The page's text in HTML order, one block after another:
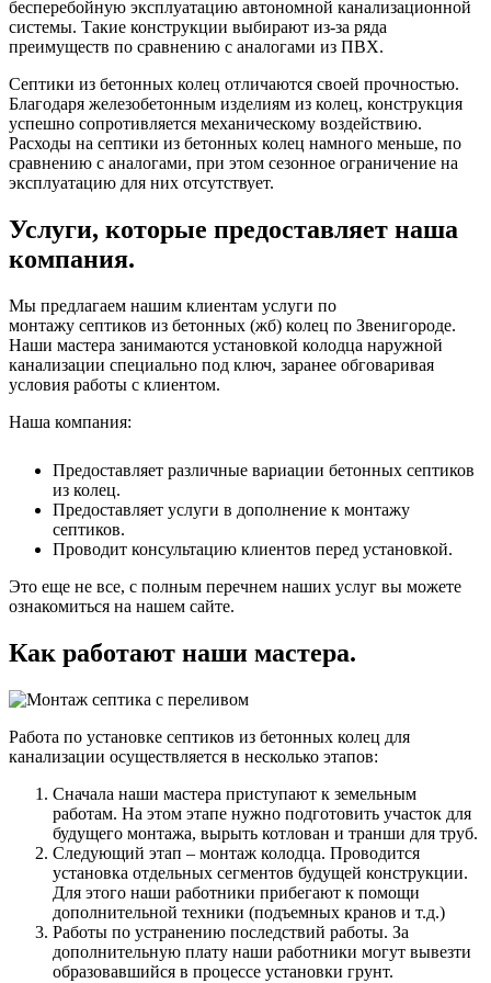
бесперебойную эксплуатацию автономной канализационной
системы. Такие конструкции выбирают из-за ряда
преимуществ по сравнению с аналогами из ПВХ.
Септики из бетонных колец отличаются своей прочностью.
Благодаря железобетонным изделиям из колец, конструкция
успешно сопротивляется механическому воздействию.
Расходы на септики из бетонных колец намного меньше, по
сравнению с аналогами, при этом сезонное ограничение на
эксплуатацию для них отсутствует.
Услуги, которые предоставляет наша
компания.
Мы предлагаем нашим клиентам услуги по
монтажу септиков из бетонных (жб) колец по Звенигороде.
Наши мастера занимаются установкой колодца наружной
канализации специально под ключ, заранее обговаривая
условия работы с клиентом.
Наша компания:
Предоставляет различные вариации бетонных септиков
из колец.
Предоставляет услуги в дополнение к монтажу
септиков.
Проводит консультацию клиентов перед установкой.
Это еще не все, с полным перечнем наших услуг вы можете
ознакомиться на нашем сайте.
Как работают наши мастера.
Работа по установке септиков из бетонных колец для
канализации осуществляется в несколько этапов:
Сначала наши мастера приступают к земельным
работам. На этом этапе нужно подготовить участок для
будущего монтажа, вырыть котлован и транши для труб.
Следующий этап – монтаж колодца. Проводится
установка отдельных сегментов будущей конструкции.
Для этого наши работники прибегают к помощи
дополнительной техники (подъемных кранов и т.д.)
Работы по устранению последствий работы. За
дополнительную плату наши работники могут вывезти
образовавшийся в процессе установки грунт.